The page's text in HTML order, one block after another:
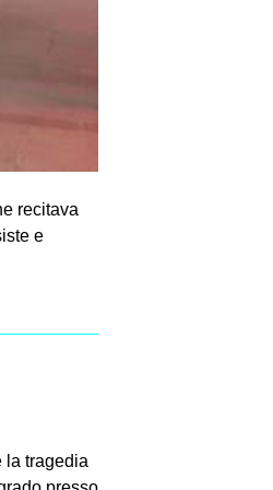
recitava
e
la tragedia